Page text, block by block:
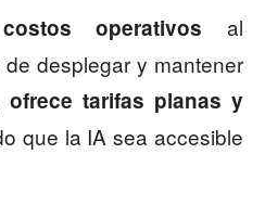
operativos al
desplegar y mantener
ofrece tarifas planas y
que la IA sea accesible